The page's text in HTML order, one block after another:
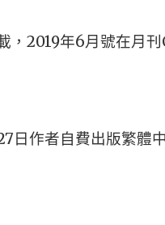
2019年6月號在月
日作者自費出版繁體